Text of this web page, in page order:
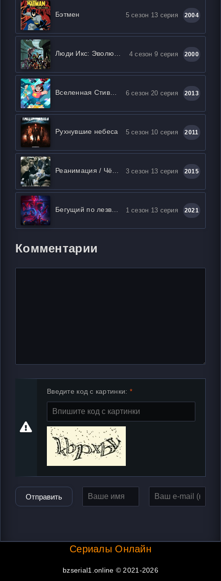
Бэтмен 5 сезон 13 серия 2004
4 сезон 9 серия 2000
Вселенная Стивена 6 сезон 20 серия 2013
Рухнувшие небеса 5 сезон 10 серия 2011
3 сезон 13 серия 2015
1 сезон 13 серия 2021
Комментарии
Введите код с картинки:
Отправить
Сериалы Онлайн
bzserial1.online © 2021-2026